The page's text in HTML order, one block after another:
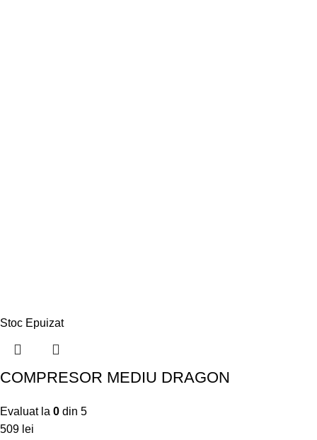
Stoc Epuizat
COMPRESOR MEDIU DRAGON
Evaluat la 0 din 5
509 lei